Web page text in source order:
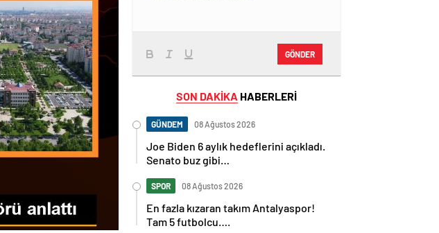
GÖNDER
SON DAKİKA HABERLERİ
GÜNDEM 08 Ağustos 2026
Joe Biden 6 aylık hedeflerini açıkladı.
Senato buz gibi…
SPOR 08 Ağustos 2026
En fazla kızaran takım Antalyaspor!
Tam 5 futbolcu….